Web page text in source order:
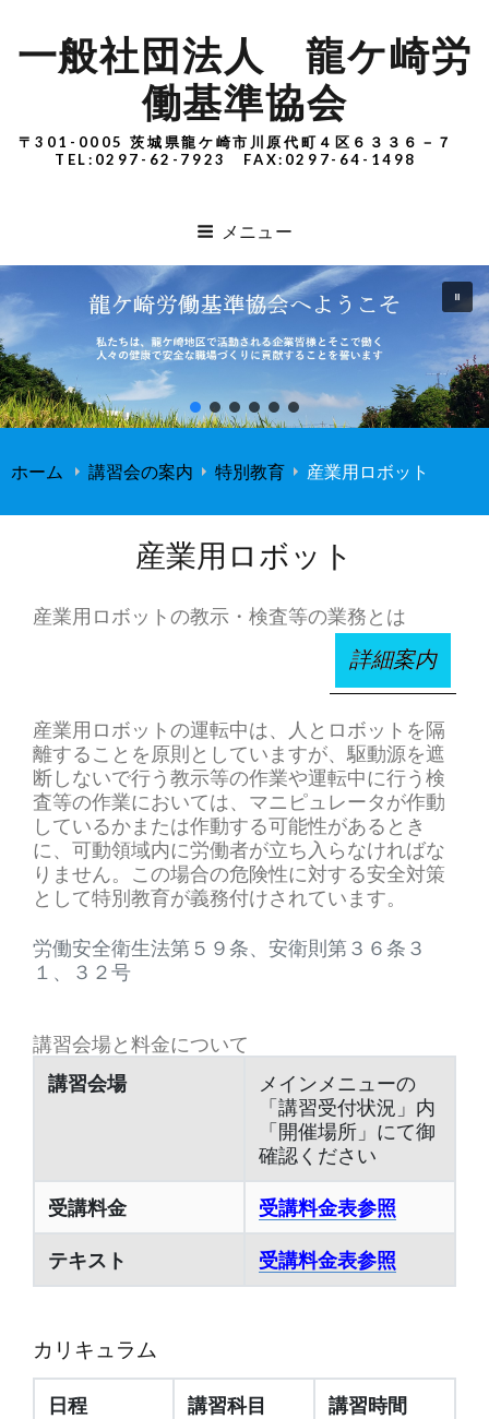
一般社団法人 龍ケ崎労
働基準協会
〒301-0005 茨城県龍ケ崎市川原代町４区６３３６－７
TEL:0297-62-7923 FAX:0297-64-1498
メニュー
ホーム 講習会の案内 特別教育 産業用ロボット
産業用ロボット
産業用ロボットの教示・検査等の業務とは
詳細案内
産業用ロボットの運転中は、人とロボットを隔
離することを原則としていますが、駆動源を遮
断しないで行う教示等の作業や運転中に行う検
査等の作業においては、マニピュレータが作動
しているかまたは作動する可能性があるとき
に、可動領域内に労働者が立ち入らなければな
りません。この場合の危険性に対する安全対策
として特別教育が義務付けされています。
労働安全衛生法第５９条、安衛則第３６条３
１、３２号
講習会場と料金について
講習会場
メインメニューの
「講習受付状況」内
「開催場所」にて御
確認ください
受講料金 受講料金表参照
テキスト 受講料金表参照
カリキュラム
日程 講習科目 講習時間